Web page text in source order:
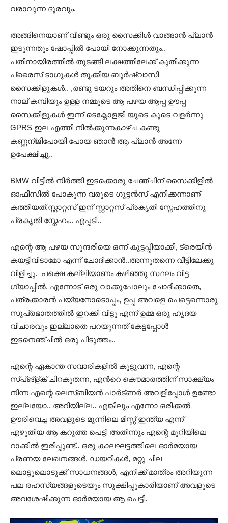
വരാവുന്ന ദൂരവും.
അങ്ങിനെയാണ് വീണ്ടും ഒരു സൈക്കിള്‍ വാങ്ങാന്‍ പ്ലാന്‍
ഇടുന്നതും ഷോപ്പില്‍ പോയി നോക്കുന്നതും..
പതിനായിരത്തില്‍ തുടങ്ങി ലക്ഷത്തിലേക്ക് കുതിക്കുന്ന
പ്രൈസ് ടാഗുകള്‍ തൂക്കിയ ബൂര്‍ഷ്വാസി
സൈക്കിളുകള്‍.. ,രണ്ടു ടയറും അതിനെ ബന്ധിപ്പിക്കുന്ന
നാല് കമ്പിയും ഉള്ള നമ്മുടെ ആ പഴയ ആപ്പ ഊപ്പ
സൈക്കിളുകള്‍ ഇന്ന് ടെക്നോളജി യുടെ കൂടെ വളര്‍ന്നു
GPRS ഇല എത്തി നില്‍ക്കുന്നകാഴ്ച കണ്ടു
കണ്ണന്ജിപോയി പോയ ഞാന്‍ ആ പ്ലാന്‍ അന്നേ
ഉപേക്ഷിച്ചു..
BMW വീട്ടില്‍ നിര്‍ത്തി ഇടക്കൊരു ചേഞ്ചിന് സൈക്കിളില്‍
ഓഫീസില്‍ പോകുന്ന വരുടെ ഗുട്ടന്‍സ് എനിക്കന്നാണ്
കത്തിയത്.സ്റ്റാറ്റസ് ഇന് സ്റ്റാറ്റസ് പ്രകൃതി സ്നേഹത്തിനു
പ്രകൃതി സ്നേഹം.. എപ്പടി..
എന്റെ ആ പഴയ സുന്ദരിയെ ഒന്ന് കുട്ടപ്പിയാക്കി, ട്രെയിന്‍
കയട്ടിവിടാമോ എന്ന് ചോദിക്കാന്‍..അന്നുതന്നെ വീട്ടിലേക്കു
വിളിച്ചു. പക്ഷെ കല്ലിയാണം കഴിഞ്ഞു സ്ഥലം വിട്ട
ഗ്യാപ്പില്‍, എന്നോട് ഒരു വാക്കുപോലും ചോദിക്കാതെ,
പത്രക്കാരന്‍ പയ്യനോടൊപ്പം, ഉപ്പ അവളെ പെട്ടെന്നൊരു
സുപ്രഭാതത്തില്‍ ഇറക്കി വിട്ടു എന്ന് ഉമ്മ ഒരു ഹൃദയ
വിചാരവും ഇല്ലാതെ പറയുന്നത് കേട്ടപ്പോള്‍
ഇടനെഞ്ചില്‍ ഒരു പിടുത്തം..
എന്റെ ഏകാന്ത സവാരികളില്‍ കൂട്ടുവന്ന, എന്റെ
സ്പ്ങ്ള്ക് ചിറകുതന്ന, എന്‍റെ കൌമാരത്തിന് സാക്ഷ്യം
നിന്ന എന്റെ ലെസ്ബിയന്‍ പാര്‍ട്ണര്‍ അവളിപ്പോള്‍ ഉണ്ടോ
ഇല്ലയോ.. അറിയില്ല.. എങ്കിലും എന്നോ ഒരിക്കല്‍
ഊരിവെച്ച അവളുടെ മുന്നിലെ മിസ്സ്‌ ഇന്ത്യ എന്ന്
എഴുതിയ ആ കറുത്ത പെട്ടി അതിന്നും എന്റെ മുറിയിലെ
റാക്കില്‍ ഇരിപ്പുണ്ട്.. ഒരു കാലഘട്ടത്തിലെ ഓര്‍മയായ
പ്രണയ ലേഖനങ്ങള്‍, ഡയറികള്‍, മറ്റു ചില
ലൊട്ടുലൊടുക്ക് സാധനങ്ങള്‍, എനിക്ക് മാത്രം അറിയുന്ന
പല രഹസ്യങ്ങളുടെയും സൂക്ഷിപ്പുകാരിയാണ് അവളുടെ
അവശേഷിക്കുന്ന ഓര്‍മയായ ആ പെട്ടി.